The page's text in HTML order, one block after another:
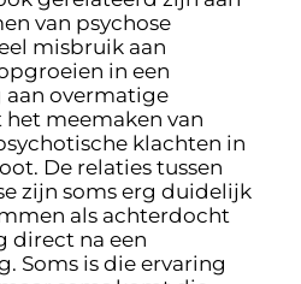
van psychose
misbruik aan
in een
overmatige
meemaken van
klachten in
De relaties tussen
zijn soms erg duidelijk
als achterdocht
direct na een
Soms is die ervaring